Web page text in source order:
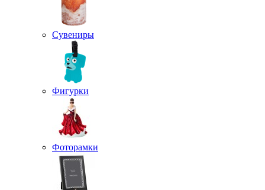
Сувениры
Фигурки
Фоторамки